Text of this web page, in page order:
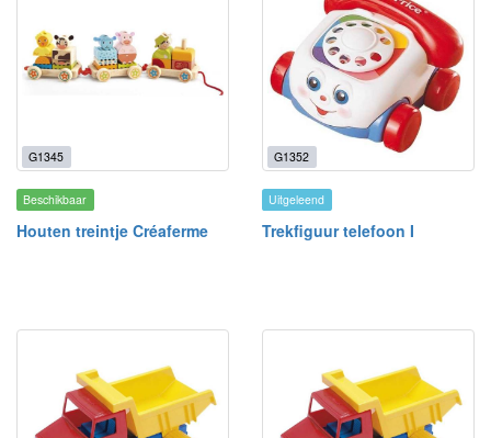
G1345
Beschikbaar
Houten treintje Créaferme
G1352
Uitgeleend
Trekfiguur telefoon I